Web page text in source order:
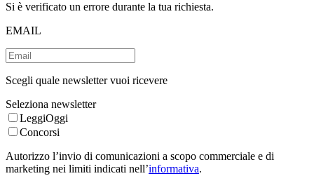
Si è verificato un errore durante la tua richiesta.
EMAIL
Scegli quale newsletter vuoi ricevere
Seleziona newsletter
LeggiOggi
Concorsi
Autorizzo l’invio di comunicazioni a scopo commerciale e di
marketing nei limiti indicati nell’informativa.